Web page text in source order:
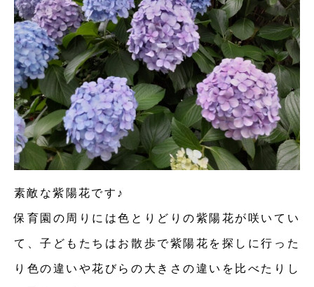
素敵な紫陽花です♪
保育園の周りには色とりどりの紫陽花が咲いてい
て、子どもたちはお散歩で紫陽花を探しに行った
り色の違いや花びらの大きさの違いを比べたりし